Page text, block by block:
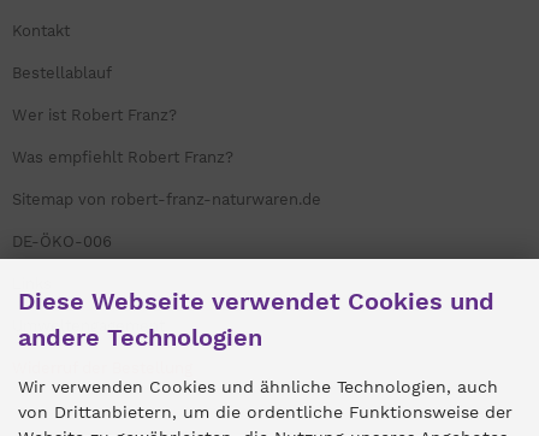
Kontakt
Bestellablauf
Wer ist Robert Franz?
Was empfiehlt Robert Franz?
Sitemap von robert-franz-naturwaren.de
DE-ÖKO-006
Umweltengagement
Diese Webseite verwendet Cookies und
andere Technologien
Wir verwenden Cookies und ähnliche Technologien, auch
von Drittanbietern, um die ordentliche Funktionsweise der